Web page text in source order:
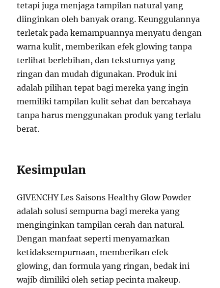
tetapi juga menjaga tampilan natural yang
diinginkan oleh banyak orang. Keunggulannya
terletak pada kemampuannya menyatu dengan
warna kulit, memberikan efek glowing tanpa
terlihat berlebihan, dan teksturnya yang
ringan dan mudah digunakan. Produk ini
adalah pilihan tepat bagi mereka yang ingin
memiliki tampilan kulit sehat dan bercahaya
tanpa harus menggunakan produk yang terlalu
berat.
Kesimpulan
GIVENCHY Les Saisons Healthy Glow Powder
adalah solusi sempurna bagi mereka yang
menginginkan tampilan cerah dan natural.
Dengan manfaat seperti menyamarkan
ketidaksempurnaan, memberikan efek
glowing, dan formula yang ringan, bedak ini
wajib dimiliki oleh setiap pecinta makeup.